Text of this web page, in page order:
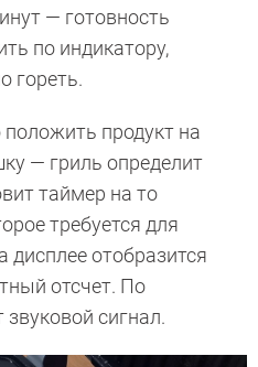
— готовность
по индикатору,
гореть.
продукт на
— гриль определит
таймер на то
требуется для
отобразится
отсчет. По
звуковой сигнал.